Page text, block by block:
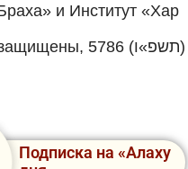
и Институт «Хар
© Все права защищены, 5786 (תשפ»ו)
Подписка на «Алаху